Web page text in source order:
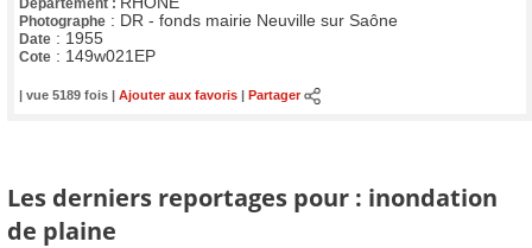
Département :
Photographe : DR - fonds mairie Neuville sur Saône
Date : 1955
Cote : 149w021EP
| vue 5189 fois | Ajouter aux favoris Partager
Les derniers reportages pour : inondation
de plaine